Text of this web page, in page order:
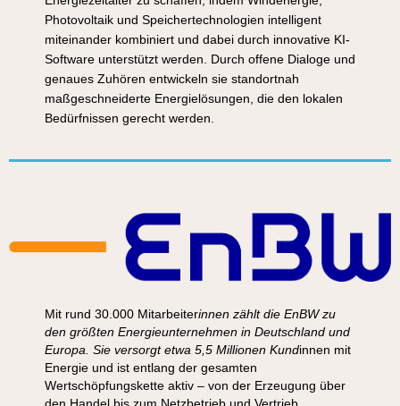
Photovoltaik und Speichertechnologien intelligent
miteinander kombiniert und dabei durch innovative KI-
Software unterstützt werden. Durch offene Dialoge und
genaues Zuhören entwickeln sie standortnah
maßgeschneiderte Energielösungen, die den lokalen
Bedürfnissen gerecht werden.
Mit rund 30.000 Mitarbeiterinnen zählt die EnBW zu
den größten Energieunternehmen in Deutschland und
Europa. Sie versorgt etwa 5,5 Millionen Kundinnen mit
Energie und ist entlang der gesamten
Wertschöpfungskette aktiv – von der Erzeugung über
den Handel bis zum Netzbetrieb und Vertrieb.